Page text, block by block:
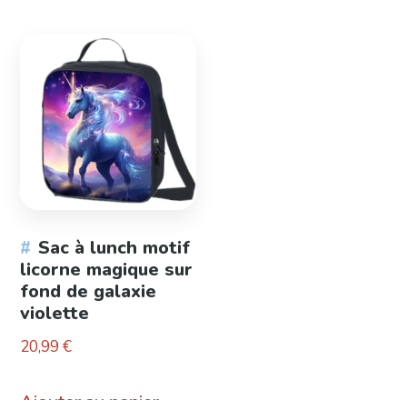
Sac à lunch motif
licorne magique sur
fond de galaxie
violette
20,99€